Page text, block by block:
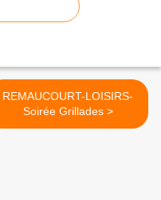
REMAUCOURT-LOISIRS-
Soirée Grillades >